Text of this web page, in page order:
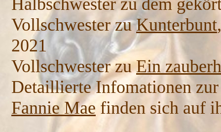
Halbschwester zu dem
Vollschwester zuKunterbunt
2021
Vollschwester zuEin
Detaillierte Infomationen
Fannie Mae finden sich auf